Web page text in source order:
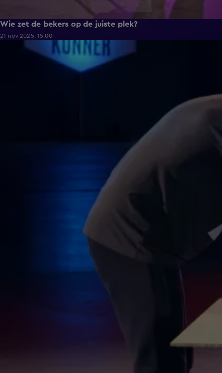
Wie zet de bekers op de juiste plek?
21 nov 2025, 15:00